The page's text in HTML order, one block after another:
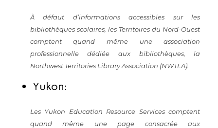
À défaut d’informations accessibles sur les
bibliothèques scolaires, les Territoires du Nord-Ouest
comptent quand même une association
professionnelle dédiée aux bibliothèques, la
Northwest Territories Library Association (NWTLA).
Yukon:
Les Yukon Education Resource Services comptent
quand même une page consacrée aux